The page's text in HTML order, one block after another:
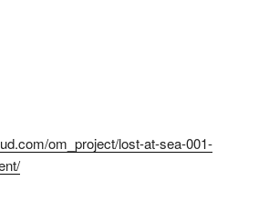
om_project/lost-at-sea-001-